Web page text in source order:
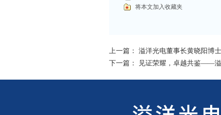
将本文加入收藏夹
上一篇： 溢洋光电董事长黄晓阳博
下一篇：
见证荣耀，卓越共鉴——溢